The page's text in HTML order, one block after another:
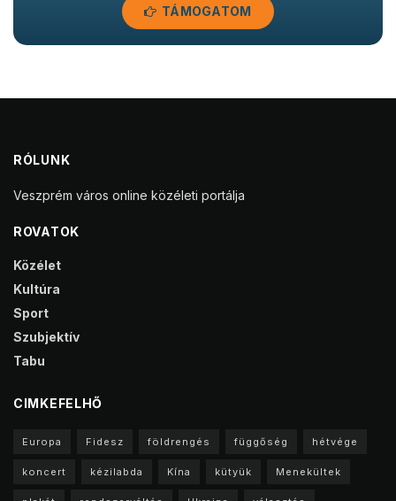
TÁMOGATOM
RÓLUNK
Veszprém város online közéleti portálja
ROVATOK
Közélet
Kultúra
Sport
Szubjektív
Tabu
CIMKEFELHŐ
Europa Fidesz földrengés függőség hétvége
koncert kézilabda Kína kütyük Menekültek